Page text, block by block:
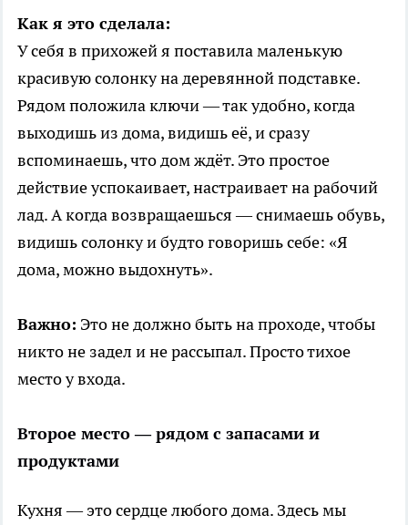
Как я это сделала:
У себя в прихожей я поставила маленькую
красивую солонку на деревянной подставке.
Рядом положила ключи — так удобно, когда
выходишь из дома, видишь её, и сразу
вспоминаешь, что дом ждёт. Это простое
действие успокаивает, настраивает на рабочий
лад. А когда возвращаешься — снимаешь обувь,
видишь солонку и будто говоришь себе: «Я
дома, можно выдохнуть».
Важно: Это не должно быть на проходе, чтобы
никто не задел и не рассыпал. Просто тихое
место у входа.
Второе место — рядом с запасами и
продуктами
Кухня — это сердце любого дома. Здесь мы